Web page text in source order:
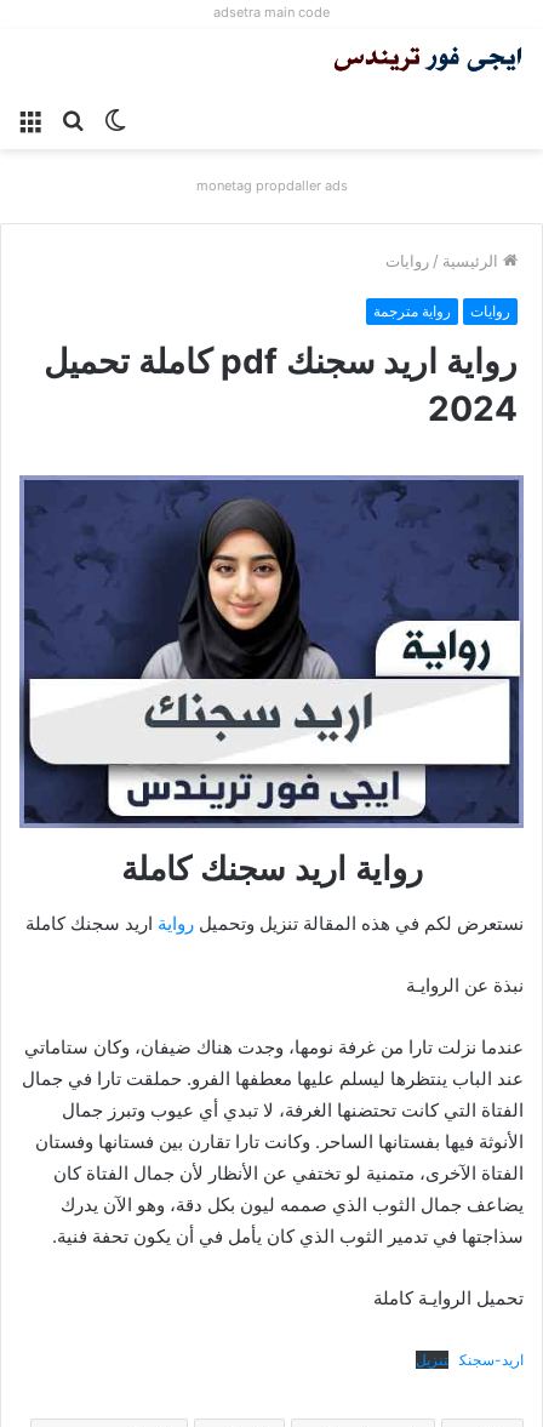
adsetra main code
بحث الوضع
monetag propdaller ads
الرئيسية / روايات
روايات رواية مترجمة
رواية اريد سجنك pdf كاملة تحميل
2024
رواية اريد سجنك كاملة
نستعرض لكم في هذه المقالة تنزيل وتحميل رواية اريد سجنك كاملة
نبذة عن الروايـة
عندما نزلت تارا من غرفة نومها، وجدت هناك ضيفان، وكان ستاماتي
عند الباب ينتظرها ليسلم عليها معطفها الفرو. حملقت تارا في جمال
الفتاة التي كانت تحتضنها الغرفة، لا تبدي أي عيوب وتبرز جمال
الأنوثة فيها بفستانها الساحر. وكانت تارا تقارن بين فستانها وفستان
الفتاة الآخرى، متمنية لو تختفي عن الأنظار لأن جمال الفتاة كان
يضاعف جمال الثوب الذي صممه ليون بكل دقة، وهو الآن يدرك
سذاجتها في تدمير الثوب الذي كان يأمل في أن يكون تحفة فنية.
تحميل الروايـة كاملة
اريد-سجنك تنزيل